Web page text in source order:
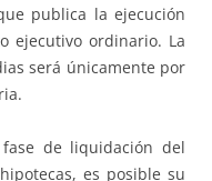
publica la ejecución
ejecutivo ordinario. La
será únicamente por
de liquidación del
es posible su